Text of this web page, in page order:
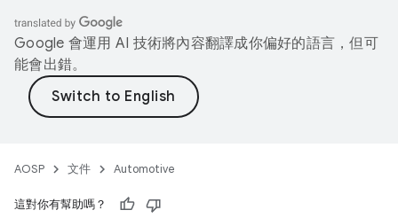
Google 會運用 AI 技術將內容翻譯成你偏好的語言，但可
能會出錯。
AOSP 文件 Automotive
這對你有幫助嗎？